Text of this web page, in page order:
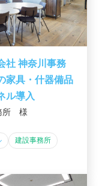
社 神奈川事務
家具・什器備品
ル導入
所 様
建設事務所